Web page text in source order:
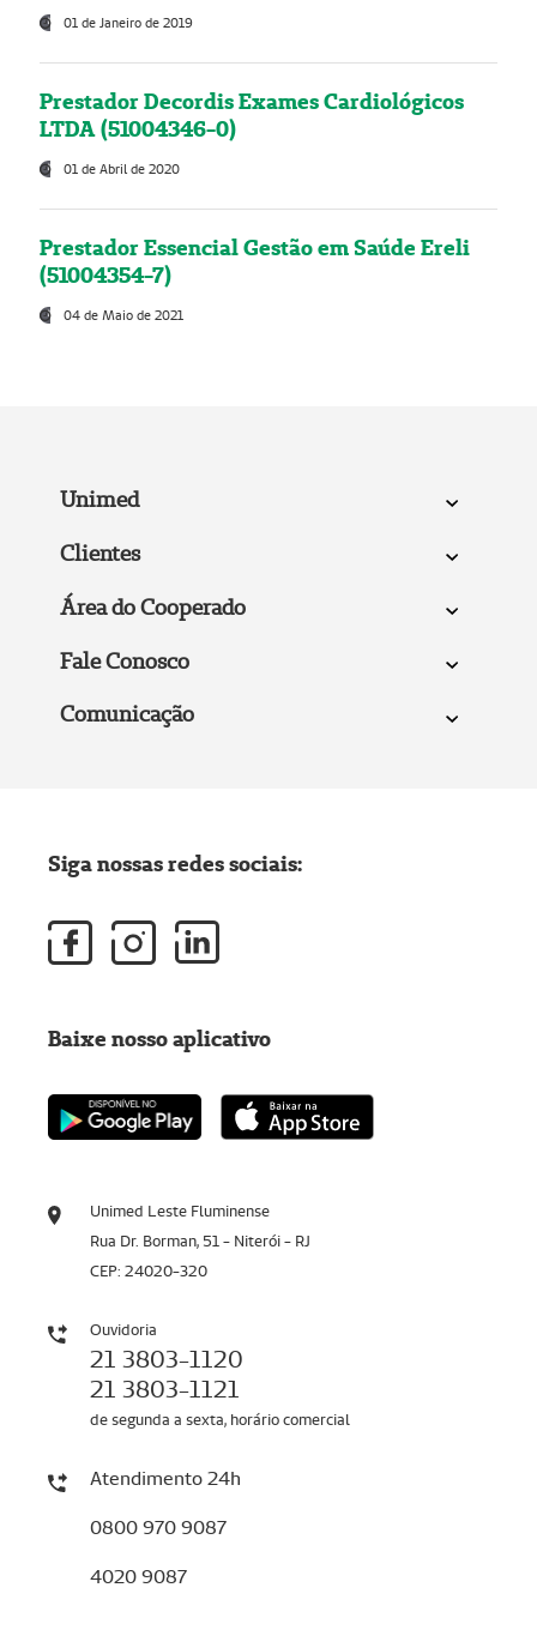
01 de Janeiro de 2019
Prestador Decordis Exames Cardiológicos
LTDA (51004346-0)
01 de Abril de 2020
Prestador Essencial Gestão em Saúde Ereli
(51004354-7)
04 de Maio de 2021
Unimed
Clientes
Área do Cooperado
Fale Conosco
Comunicação
Unimed Leste Fluminense
Rua Dr. Borman, 51 - Niterói - RJ
CEP: 24020-320
Ouvidoria
21 3803-1120
21 3803-1121
de segunda a sexta, horário comercial
Atendimento 24h
0800 970 9087
4020 9087
Siga nossas redes sociais:
Baixe nosso aplicativo